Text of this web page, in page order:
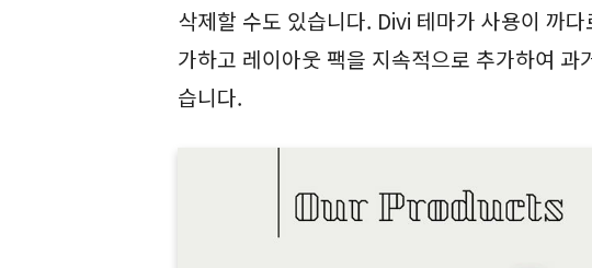
삭제할 수도 있습니다. Divi 테마가 사용이 까
가하고 레이아웃 팩을 지속적으로 추가하여
습니다.